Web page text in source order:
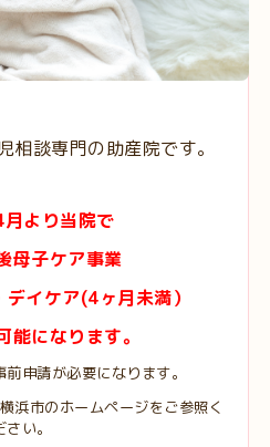
相談専門の助産院です。
より当院で
母子ケア事業
イケア(4ヶ月未満）
能になります。
申請が必要になります。
浜市のホームページをご参照く
さい。